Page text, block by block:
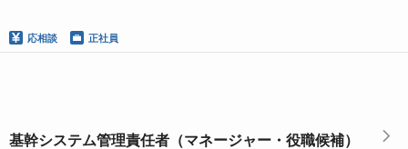
応相談 正社員
基幹システム管理責任者（マネージャー・役職候補）